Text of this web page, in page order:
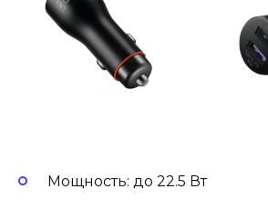
Мощность: до 22.5 Вт